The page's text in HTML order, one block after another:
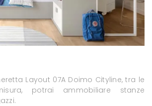
Layout 07A Doimo Cityline, tra le
potrai ammobiliare stanze